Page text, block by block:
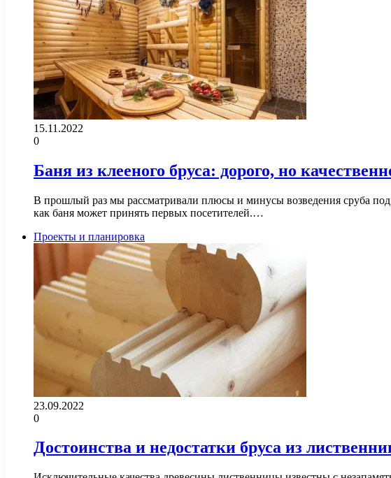
15.11.2022
0
Баня из клееного бруса: дорого, но
В прошлый раз мы рассматривали плюсы и минусы возведения сруба
как баня может принять первых посетителей.…
Проекты и планировка
23.09.2022
0
Достоинства и недостатки бруса из